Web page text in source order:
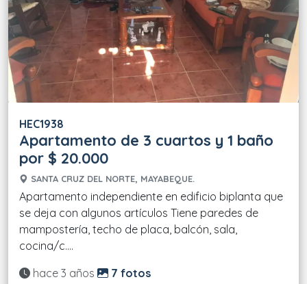
HEC1938
Apartamento de 3 cuartos y 1 baño
por $ 20.000
SANTA CRUZ DEL NORTE, MAYABEQUE.
Apartamento independiente en edificio biplanta que
se deja con algunos artículos Tiene paredes de
mampostería, techo de placa, balcón, sala,
cocina/c....
Actualizado:
hace 3 años 7 fotos